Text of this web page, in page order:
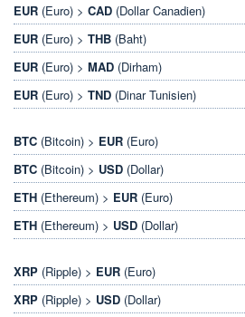
EUR (Euro) > CAD (Dollar Canadien)
EUR (Euro) > THB (Baht)
EUR (Euro) > MAD (Dirham)
EUR (Euro) > TND (Dinar Tunisien)
BTC (Bitcoin) > EUR (Euro)
BTC (Bitcoin) > USD (Dollar)
ETH (Ethereum) > EUR (Euro)
ETH (Ethereum) > USD (Dollar)
XRP (Ripple) > EUR (Euro)
XRP (Ripple) > USD (Dollar)